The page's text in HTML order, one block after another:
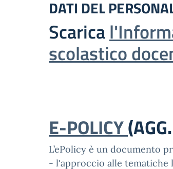
DATI DEL
Scarica
scolastico
E-POLICY
L’ePolicy è un documento
- l'approccio alle tematiche